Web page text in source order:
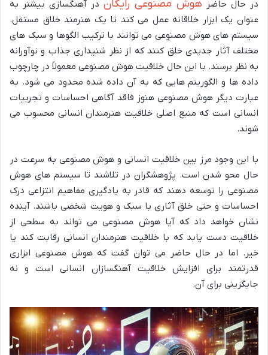
در حال حاضر هوش مصنوعی رایگان در آهنگسازی بیشتر به
عنوان یک ابزار خلاقانه عمل می کند تا یک هنرمند خلاق مستقل.
سیستم های هوش مصنوعی می توانند با ترکیب الگوها و سبک های
مختلف آثار جدیدی خلق کنند که از نظر شنیداری جذاب و نوآورانه
به نظر برسند. با این حال خلاقیت هوش مصنوعی معمولاً در چارچوب
داده ها و الگوریتم هایی که به آن داده شده محدود می شود. به
عبارت دیگر هوش مصنوعی هنوز فاقد آگاهی احساسات و تجربیات
انسانی است که منبع اصلی خلاقیت هنرمندان انسانی محسوب می
شوند.
با این وجود مرز بین خلاقیت انسانی و هوش مصنوعی به سرعت در
حال محو شدن است. پژوهشگران در تلاشند تا سیستم های هوش
مصنوعی را توسعه دهند که قادر به یادگیری مفاهیم انتزاعی درک
احساسات و حتی خلق آثاری با سبک و هویت شخصی باشند. آینده
نشان خواهد داد که آیا هوش مصنوعی می تواند به سطحی از
خلاقیت دست یابد که با خلاقیت هنرمندان انسانی رقابت کند یا
خیر. اما در حال حاضر می توان گفت که هوش مصنوعی ابزاری
قدرتمند برای افزایش خلاقیت آهنگسازان انسانی است و نه
جایگزینی برای آن.